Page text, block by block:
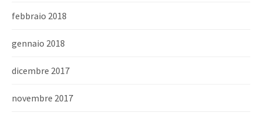
febbraio 2018
gennaio 2018
dicembre 2017
novembre 2017